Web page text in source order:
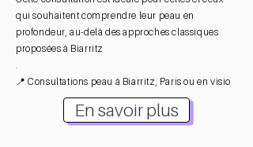
qui souhaitent comprendre leur peau en
profondeur, au-delà des approches classiques
proposées à Biarritz
.
📍 Consultations peau à Biarritz, Paris ou en visio
En savoir plus